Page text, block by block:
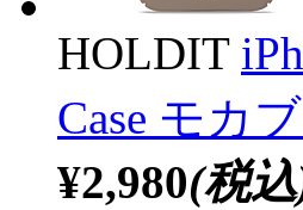
HOLDIT
Case モカ
¥2,980(税